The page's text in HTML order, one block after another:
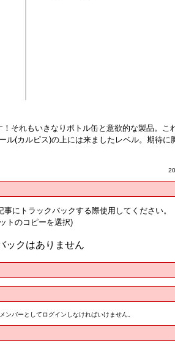
それもいきなりボトル缶と意欲的な製品。
ル(カルピス)の上には来ましたレベル。期待
にトラックバックする際使用してください。
トのコピーを選択)
ックはありません
ンバーとしてログインしなければいけません。